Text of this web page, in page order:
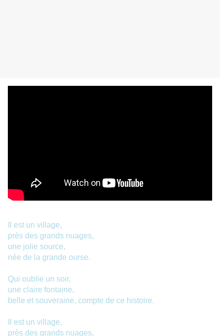
Il est un village,
près des grands nuages,
une jolie source,
née de la grande ourse.
Qui oublie un soir,
une claire fontaine,
belle et souveraine, compte de ce histoire.
Il est un village,
près des grands nuages,